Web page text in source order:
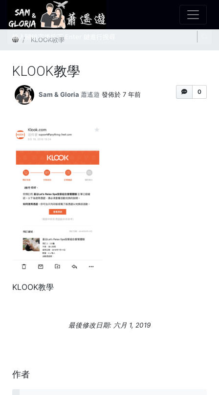
首頁 KLOOK教學
KLOOK教學
0
Sam & Gloria 蕭遙遊 發佈於 7 年前
KLOOK教學
最後修改日期: 六月 1, 2019
作者